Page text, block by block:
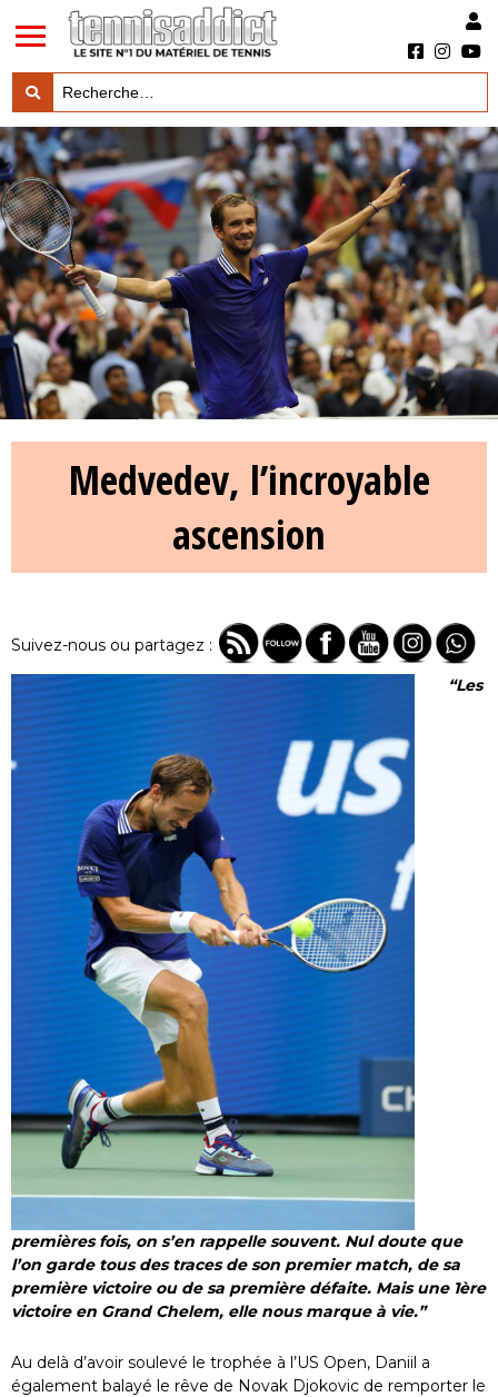
LES TESTS PRODUITS 
LES ACTUS MARQUES & PRODUITS 
LES GUIDES DU MATERIEL
Medvedev, l’incroyable
ascension
Suivez-nous ou partagez :
“Les
premières fois, on s’en rappelle souvent. Nul doute que
l’on garde tous des traces de son premier match, de sa
première victoire ou de sa première défaite. Mais une 1ère
victoire en Grand Chelem, elle nous marque à vie.”
Au delà d’avoir soulevé le trophée à l’US Open, Daniil a
également balayé le rêve de Novak Djokovic de remporter le